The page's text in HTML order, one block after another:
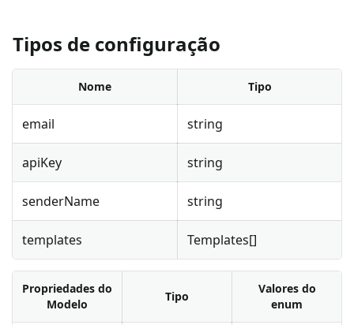
Tipos de configuração
Nome Tipo
email string
apiKey string
senderName string
templates Templates[]
Propriedades do
Modelo
Tipo
Valores do
enum